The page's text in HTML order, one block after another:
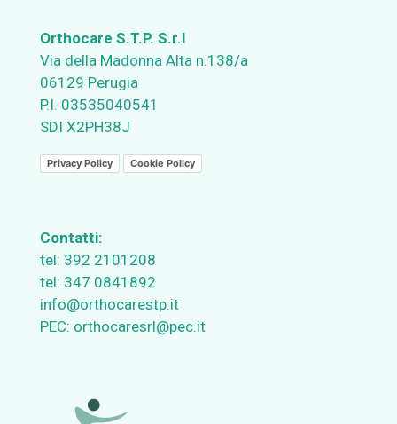
Orthocare S.T.P. S.r.l
Via della Madonna Alta n.138/a
06129 Perugia
P.I. 03535040541
SDI X2PH38J
Privacy Policy Cookie Policy
Contatti:
tel: 392 2101208
tel: 347 0841892
info@orthocarestp.it
PEC: orthocaresrl@pec.it